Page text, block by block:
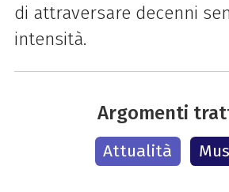
di attraversare decenni
intensità.
Argomenti
Attualità